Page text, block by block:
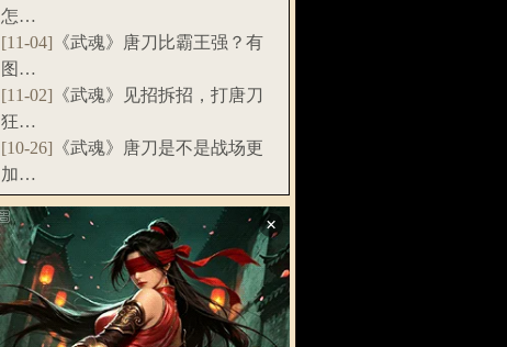
怎…
[11-04] 《武魂》唐刀比霸王强？有
图…
[11-02] 《武魂》见招拆招，打唐刀
狂…
[10-26] 《武魂》唐刀是不是战场更
加…
×